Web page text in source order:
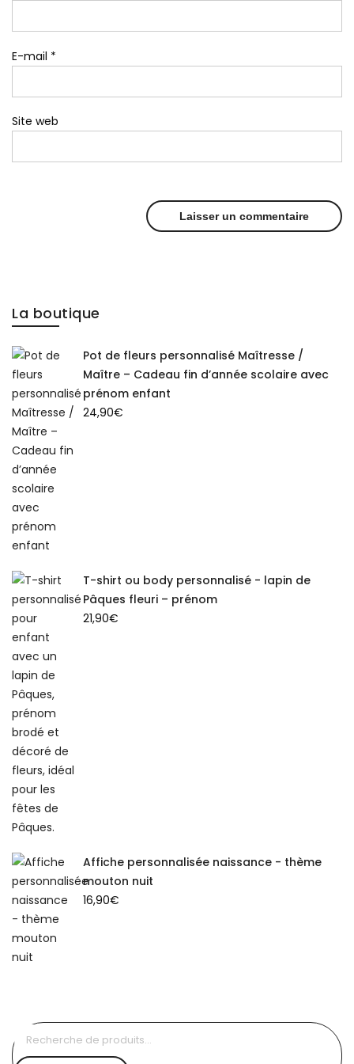
E-mail *
Site web
La boutique
Pot de fleurs personnalisé Maîtresse /
Maître – Cadeau fin d’année scolaire avec
prénom enfant
24,90€
T-shirt ou body personnalisé - lapin de
Pâques fleuri – prénom
21,90€
Affiche personnalisée naissance - thème
mouton nuit
16,90€